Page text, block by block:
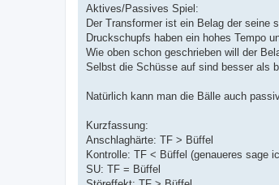
Aktives/Passives Spiel:
Der Transformer ist ein Belag der seine
Druckschupfs haben ein hohes Tempo
Wie oben schon geschrieben will der
Selbst die Schüsse auf sind besser als
Natürlich kann man die Bälle auch
Kurzfassung:
Anschlaghärte: TF > Büffel
Kontrolle: TF < Büffel (genaueres sage
SU: TF = Büffel